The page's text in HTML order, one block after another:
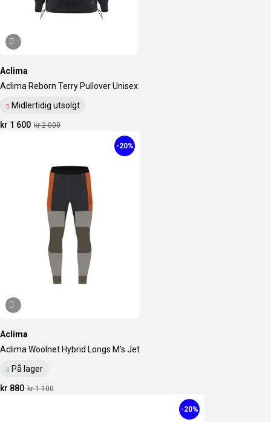
Aclima
Aclima Reborn Terry Pullover Unisex
Midlertidig utsolgt
kr 2 000
kr 1 600
Aclima
Aclima Woolnet Hybrid Longs M's Jet
På lager
-20%
kr 1 100
kr 880
-20%